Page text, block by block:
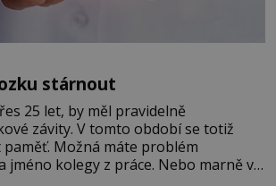
stárnout
25 let, by měl pravidelně
závity. V tomto období se totiž
Možná máte problém
jméno kolegy z práce. Nebo marně v